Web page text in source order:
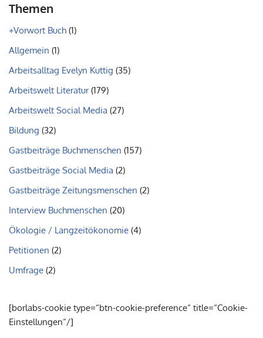
Themen
+Vorwort Buch (1)
Allgemein (1)
Arbeitsalltag Evelyn Kuttig (35)
Arbeitswelt Literatur(179)
Arbeitswelt Social Media (27)
Bildung (32)
Gastbeiträge Buchmenschen (157)
Gastbeiträge Social Media (2)
Gastbeiträge Zeitungsmenschen (2)
Interview Buchmenschen (20)
Ökologie / Langzeitökonomie (4)
Petitionen (2)
Umfrage (2)
[borlabs-cookie type=“btn-cookie-preference“ title=“Cookie-
Einstellungen“/]